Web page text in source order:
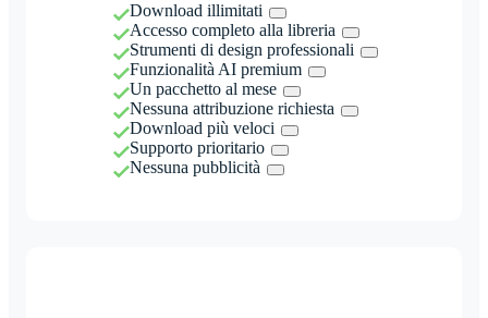
Download illimitati
Accesso completo alla libreria
Strumenti di design professionali
Funzionalità AI premium
Un pacchetto al mese
Nessuna attribuzione richiesta
Download più veloci
Supporto prioritario
Nessuna pubblicità